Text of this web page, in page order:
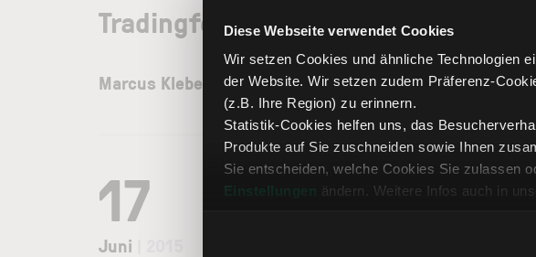
Diese Webseite verwendet Cookies
Wir setzen Cookies und ähnliche Technologien
der Website. Wir setzen zudem Präferenz-
(z.B. Ihre Region) zu erinnern.
Statistik-Cookies helfen uns, das
Produkte auf Sie zuschneiden sowie Ihnen
Sie entscheiden, welche Cookies Sie zulassen
Einstellungen
ändern. Weitere Infos auch in
Tradingfehler und wie ich daraus
Marcus Klebe
17
Juni